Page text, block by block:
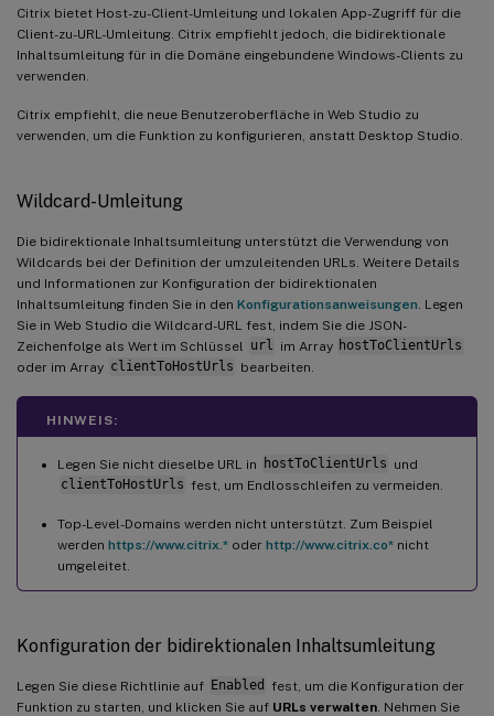
Citrix bietet Host-zu-Client-Umleitung und lokalen App-Zugriff für die
Client-zu-URL-Umleitung. Citrix empfiehlt jedoch, die bidirektionale
Inhaltsumleitung für in die Domäne eingebundene Windows-Clients zu
verwenden.
Citrix empfiehlt, die neue Benutzeroberfläche in Web Studio zu
verwenden, um die Funktion zu konfigurieren, anstatt Desktop Studio.
Wildcard-Umleitung
Die bidirektionale Inhaltsumleitung unterstützt die Verwendung von
Wildcards bei der Definition der umzuleitenden URLs. Weitere Details
und Informationen zur Konfiguration der bidirektionalen
Inhaltsumleitung finden Sie in den Konfigurationsanweisungen . Legen
Sie in Web Studio die Wildcard-URL fest, indem Sie die JSON-
Zeichenfolge als Wert im Schlüssel
url im Array hostToClientUrls
oder im Array clientToHostUrls bearbeiten.
HINWEIS:
Legen Sie nicht dieselbe URL in hostToClientUrls und
clientToHostUrls fest, um Endlosschleifen zu vermeiden.
Top-Level-Domains werden nicht unterstützt. Zum Beispiel
werden https://www.citrix.* oder http://www.citrix.co* nicht
umgeleitet.
Konfiguration der bidirektionalen Inhaltsumleitung
Legen Sie diese Richtlinie auf Enabled fest, um die Konfiguration der
Funktion zu starten, und klicken Sie auf URLs verwalten . Nehmen Sie